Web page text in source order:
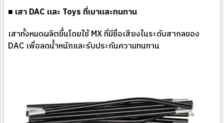
■ เสา DAC และ Toys ที่เบาและทนทาน
เสาทั้งหมดผลิตขึ้นโดยใช้ MX ที่มีชื่อเสียงในระดับสากลของ
DAC เพื่อลดน้ำหนักและรับประกันความทนทาน